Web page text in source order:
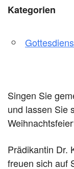
Kategorien
Singen Sie
und lassen Sie
Prädikantin Dr.
freuen sich auf